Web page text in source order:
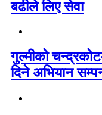
बढीले लिए सेवा
गुल्मीको
दिने अभियान